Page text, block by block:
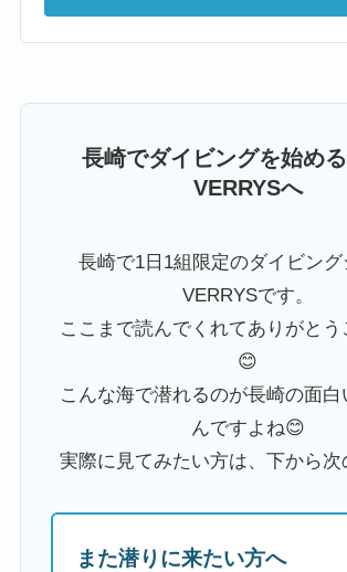
長崎でダイビングを始める
VERRYSへ
長崎で1日1組限定のダイビン
VERRYSです。
ここまで読んでくれてありがとう
😊
こんな海で潜れるのが長崎の面白
んですよね😊
実際に見てみたい方は、下から次
また潜りに来たい方へ